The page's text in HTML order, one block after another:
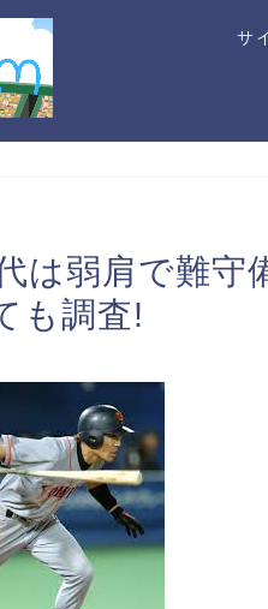
サ
は弱肩で難守
も調査!